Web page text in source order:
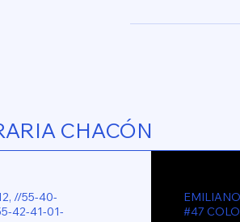
CHACÓN
//55-40-
42-41-01-
#47